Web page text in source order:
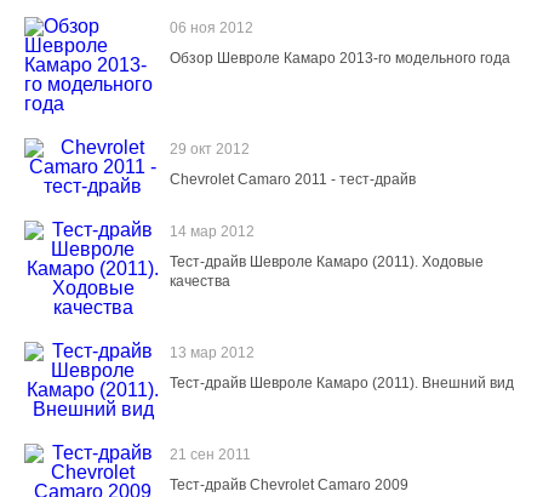
06 ноя 2012
Обзор Шевроле Камаро 2013-го модельного года
29 окт 2012
Chevrolet Camaro 2011 - тест-драйв
14 мар 2012
Тест-драйв Шевроле Камаро (2011). Ходовые
качества
13 мар 2012
Тест-драйв Шевроле Камаро (2011). Внешний вид
21 сен 2011
Тест-драйв Chevrolet Camaro 2009